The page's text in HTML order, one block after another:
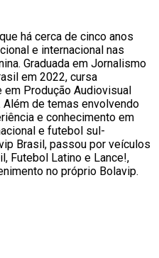
há cerca de cinco anos
e internacional nas
Graduada em Jornalismo
em 2022, cursa
Produção Audiovisual
de temas envolvendo
e conhecimento em
e futebol sul-
Brasil, passou por veículos
Futebol Latino e Lance!,
no próprio Bolavip.